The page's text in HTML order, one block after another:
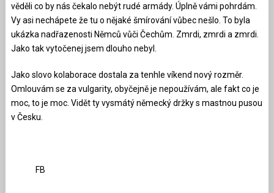
věděli co by nás čekalo nebýt rudé armády. Úplně vámi pohrdám.
Vy asi nechápete že tu o nějaké šmírování vůbec nešlo. To byla
ukázka nadřazenosti Němců vůči Čechům. Zmrdi, zmrdi a zmrdi.
Jako tak vytočenej jsem dlouho nebyl.
Jako slovo kolaborace dostala za tenhle víkend nový rozměr.
Omlouvám se za vulgarity, obyčejně je nepoužívám, ale fakt co je
moc, to je moc. Vidět ty vysmátý německý držky s mastnou pusou
v Česku.
FB